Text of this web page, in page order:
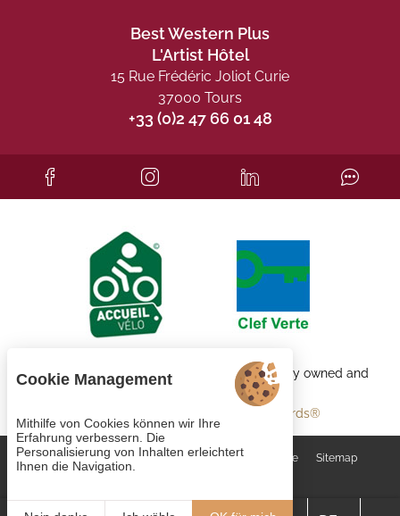
Best Western Plus
L'Artist Hôtel
15 Rue Frédéric Joliot Curie
37000 Tours
+33 (0)2 47 66 01 48
Each BWH℠ Hotels property is independently owned and
Best Western Rewards®
Cookie-Verwaltung AGB Rechtliche Hinweise
Sitemap
Cookie Management
Mithilfe von Cookies können wir Ihre
Erfahrung verbessern. Die
Personalisierung von Inhalten erleichtert
Ihnen die Navigation.